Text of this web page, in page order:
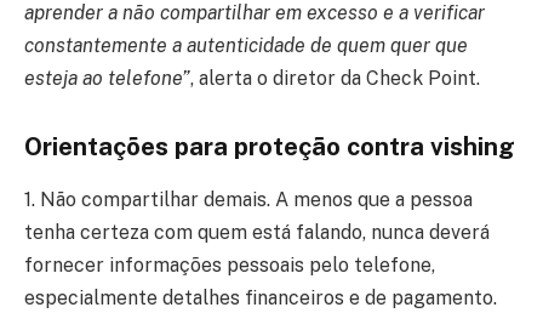
aprender a não compartilhar em excesso e a verificar
constantemente a autenticidade de quem quer que
esteja ao telefone”, alerta o diretor da Check Point.
Orientações para proteção contra vishing
1. Não compartilhar demais. A menos que a pessoa
tenha certeza com quem está falando, nunca deverá
fornecer informações pessoais pelo telefone,
especialmente detalhes financeiros e de pagamento.